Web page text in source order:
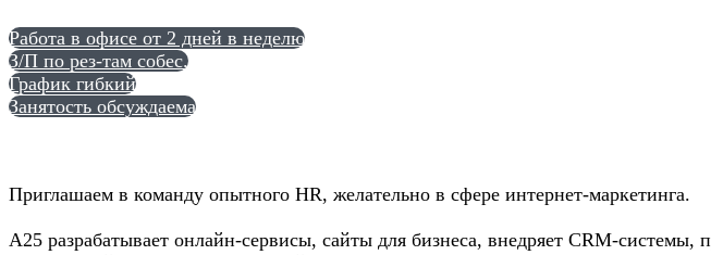
Работа в офисе от 2 дней в неделю
З/П по рез-там собес.
График гибкий
Занятость обсуждаема
Приглашаем в команду опытного HR, желательно в сфере интернет-маркетинга.
А25 разрабатывает онлайн-сервисы, сайты для бизнеса, внедряет CRM-